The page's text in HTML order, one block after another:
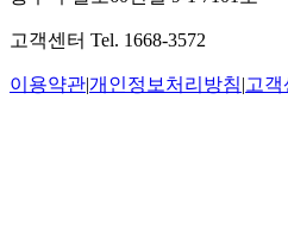
고객센터 Tel. 1668-3572
이용약관|개인정보처리방침|고객